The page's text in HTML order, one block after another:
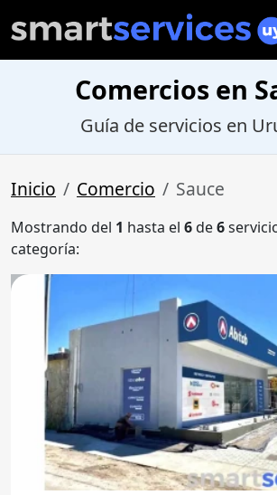
Comercios en
Guía de servicios en
Inicio Comercio Sauce
Mostrando del 1 hasta el 6de6
categoría: